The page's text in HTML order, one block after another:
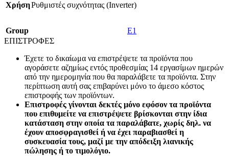
ΧρήσηΡυθμιστές συχνότητας (Inverter)
Group
E1
ΕΠΙΣΤΡΟΦΕΣ
Έχετε το δικαίωμα να επιστρέψετε τα προϊόντα που
αγοράσετε αζημίως εντός προθεσμίας 14 εργασίμων ημερών
από την ημερομηνία που θα παραλάβετε τα προϊόντα. Στην
περίπτωση αυτή σας επιβαρύνει μόνο το άμεσο κόστος
επιστροφής των προϊόντων.
Επιστροφές γίνονται δεκτές μόνο εφόσον τα προϊόντα
που επιθυμείτε να επιστρέψετε βρίσκονται στην ίδια
κατάσταση στην οποία τα παραλάβατε, χωρίς δηλ. να
έχουν αποσφραγισθεί ή να έχει παραβιασθεί η
συσκευασία τους, μαζί με την απόδειξη λιανικής
πώλησης ή το τιμολόγιο.